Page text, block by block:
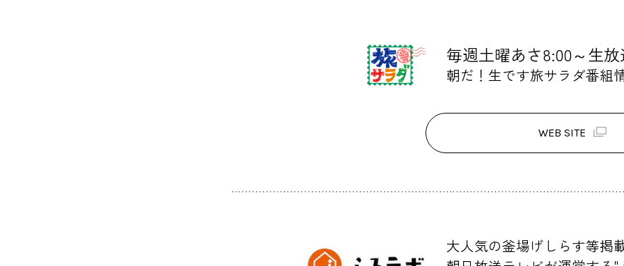
毎週土曜あさ8:00～生
朝だ！生です旅サラダ番組
WEB SITE
大人気の釜場げしらす等掲